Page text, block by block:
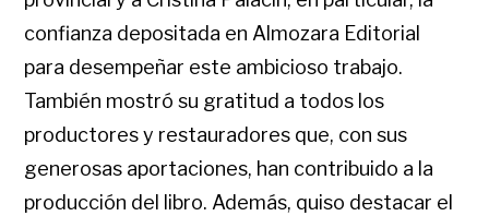
confianza depositada en Almozara Editorial
para desempeñar este ambicioso trabajo.
También mostró su gratitud a todos los
productores y restauradores que, con sus
generosas aportaciones, han contribuido a la
producción del libro. Además, quiso destacar el